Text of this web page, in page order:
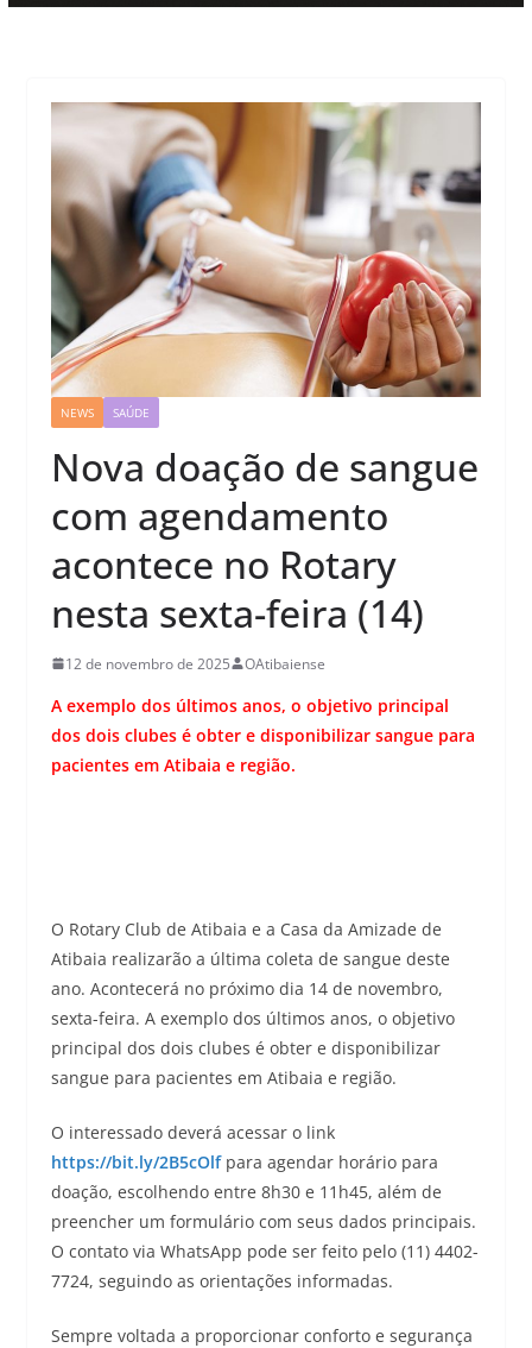
NEWS SAÚDE
Nova doação de sangue
com agendamento
acontece no Rotary
nesta sexta-feira (14)
12 de novembro de 2025 OAtibaiense
A exemplo dos últimos anos, o objetivo principal
dos dois clubes é obter e disponibilizar sangue para
pacientes em Atibaia e região.
O Rotary Club de Atibaia e a Casa da Amizade de
Atibaia realizarão a última coleta de sangue deste
ano. Acontecerá no próximo dia 14 de novembro,
sexta-feira. A exemplo dos últimos anos, o objetivo
principal dos dois clubes é obter e disponibilizar
sangue para pacientes em Atibaia e região.
O interessado deverá acessar o link
https://bit.ly/2B5cOlfpara agendar horário para
doação, escolhendo entre 8h30 e 11h45, além de
preencher um formulário com seus dados principais.
O contato via WhatsApp pode ser feito pelo (11) 4402-
7724, seguindo as orientações informadas.
Sempre voltada a proporcionar conforto e segurança